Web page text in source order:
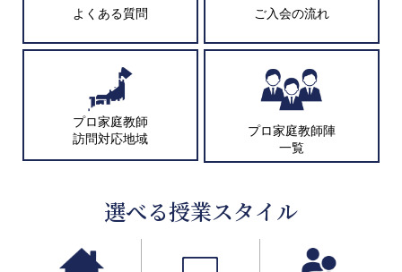
よくある質問 ご入会の流れ
プロ家庭教師
訪問対応地域
プロ家庭教師陣
一覧
選べる授業スタイル